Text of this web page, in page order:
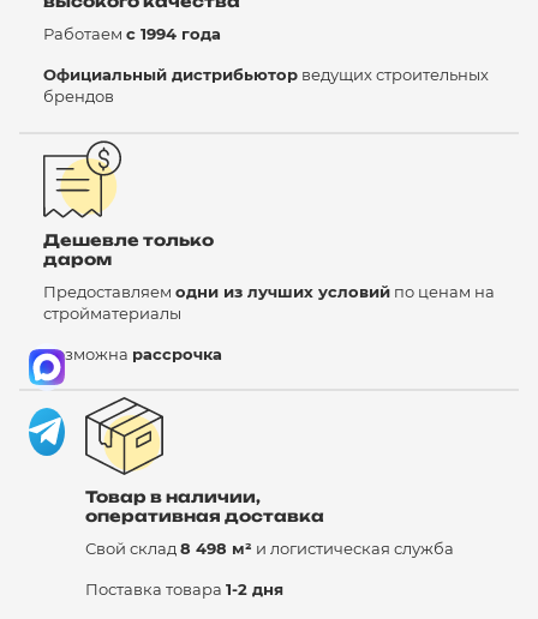
Работаем с 1994 года
Официальный дистрибьютор ведущих строительных
брендов
Дешевле только
даром
Предоставляем одни из лучших условий по ценам на
стройматериалы
Возможна рассрочка
Товар в наличии,
оперативная доставка
Свой склад 8 498 м² и логистическая служба
Поставка товара 1-2 дня